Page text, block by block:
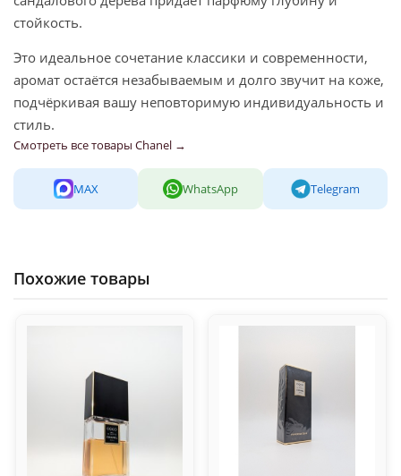
стойкость.
Это идеальное сочетание классики и современности,
аромат остаётся незабываемым и долго звучит на коже,
подчёркивая вашу неповторимую индивидуальность и
стиль.
Смотреть все товары Chanel →
MAX WhatsApp Telegram
Похожие товары